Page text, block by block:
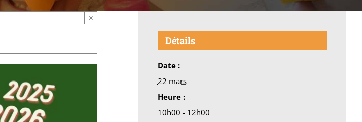
×
Détails
Date :
22 mars
Heure :
10h00 - 12h00